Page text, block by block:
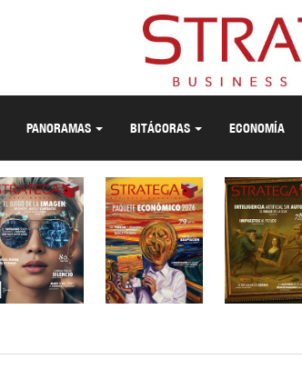
PANORAMAS BITÁCORAS ECONOMÍA